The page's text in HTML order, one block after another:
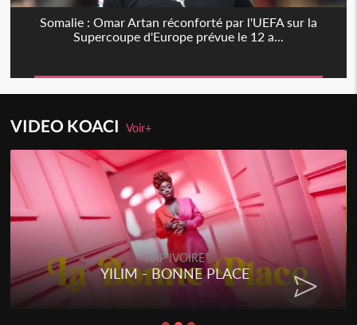
Somalie : Omar Artan réconforté par l'UEFA sur la
Supercoupe d'Europe prévue le 12 a...
VIDEO KOACIVoir+
RAP IVOIRE
YILIM - BONNE PLACE